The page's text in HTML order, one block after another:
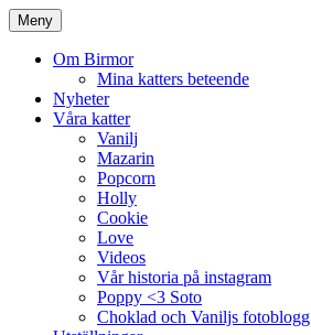
Meny
Om Birmor
Mina katters beteende
Nyheter
Våra katter
Vanilj
Mazarin
Popcorn
Holly
Cookie
Love
Videos
Vår historia på instagram
Poppy <3 Soto
Choklad och Vaniljs fotoblogg